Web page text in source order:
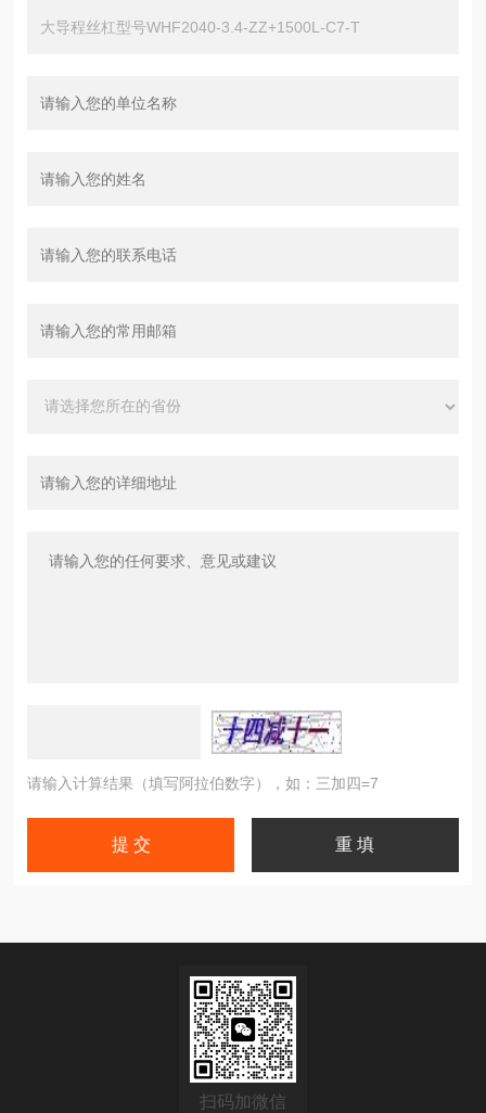
请输入计算结果（填写阿拉伯数字），如：三加四=7
扫码加微信